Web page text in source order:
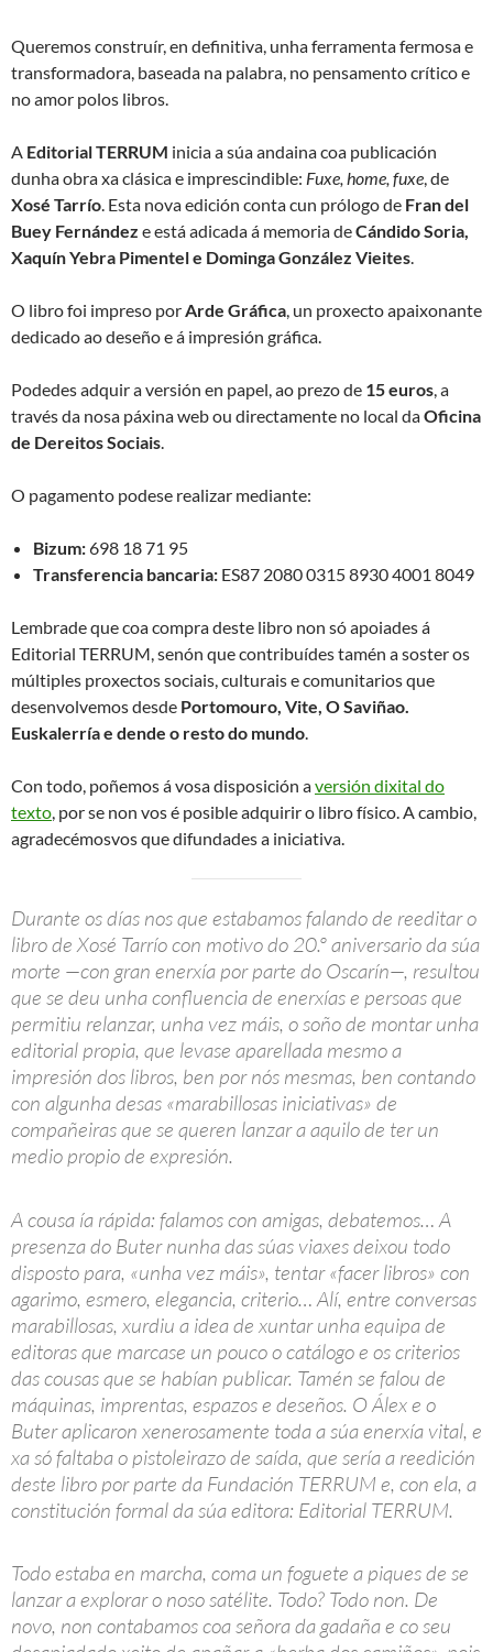
Queremos construír, en definitiva, unha ferramenta fermosa e
transformadora, baseada na palabra, no pensamento crítico e
no amor polos libros.
A Editorial TERRUM inicia a súa andaina coa publicación
dunha obra xa clásica e imprescindible: Fuxe, home, fuxe, de
Xosé Tarrío. Esta nova edición conta cun prólogo de Fran del
Buey Fernández e está adicada á memoria deCándido Soria,
Xaquín Yebra Pimentel e Dominga González Vieites.
O libro foi impreso porArde Gráfica, un proxecto apaixonante
dedicado ao deseño e á impresión gráfica.
Podedes adquir a versión en papel, ao prezo de 15 euros, a
través da nosa páxina web ou directamente no local daOficina
de Dereitos Sociais.
O pagamento podese realizar mediante:
Bizum:698 18 71 95
Transferencia bancaria: ES87 2080 0315 8930 4001 8049
Lembrade que coa compra deste libro non só apoiades á
Editorial TERRUM, senón que contribuídes tamén a soster os
múltiples proxectos sociais, culturais e comunitarios que
desenvolvemos desde Portomouro, Vite, O Saviñao.
Euskalerría e dende o resto do mundo.
Con todo, poñemos á vosa disposición aversión dixital do
texto, por se non vos é posible adquirir o libro físico. A cambio,
agradecémosvos que difundades a iniciativa.
Durante os días nos que estabamos falando de reeditar o
libro de Xosé Tarrío con motivo do 20.º aniversario da súa
morte —con gran enerxía por parte do Oscarín—, resultou
que se deu unha confluencia de enerxías e persoas que
permitiu relanzar, unha vez máis, o soño de montar unha
editorial propia, que levase aparellada mesmo a
impresión dos libros, ben por nós mesmas, ben contando
con algunha desas «marabillosas iniciativas» de
compañeiras que se queren lanzar a aquilo de ter un
medio propio de expresión.
A cousa ía rápida: falamos con amigas, debatemos… A
presenza do Buter nunha das súas viaxes deixou todo
disposto para, «unha vez máis», tentar «facer libros» con
agarimo, esmero, elegancia, criterio… Alí, entre conversas
marabillosas, xurdiu a idea de xuntar unha equipa de
editoras que marcase un pouco o catálogo e os criterios
das cousas que se habían publicar. Tamén se falou de
máquinas, imprentas, espazos e deseños. O Álex e o
Buter aplicaron xenerosamente toda a súa enerxía vital, e
xa só faltaba o pistoleirazo de saída, que sería a reedición
deste libro por parte da Fundación TERRUM e, con ela, a
constitución formal da súa editora: Editorial TERRUM.
Todo estaba en marcha, coma un foguete a piques de se
lanzar a explorar o noso satélite. Todo? Todo non. De
novo, non contabamos coa señora da gadaña e co seu